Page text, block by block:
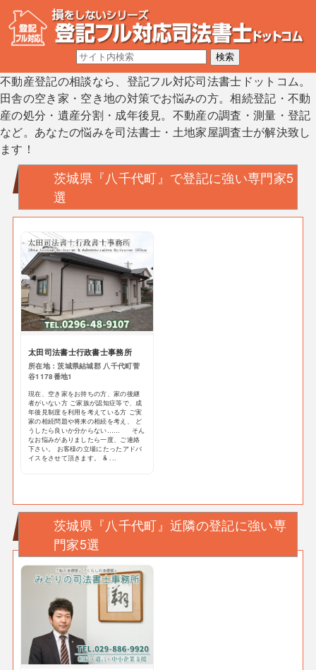
不動産登記の相談なら、登記フル対応司法書士ドットコム。
田舎の空き家・空き地の対策でお悩みの方。相続登記・不動
産の処分・遺産分割・成年後見。不動産の調査・測量・登記
など。あなたの悩みを司法書士・土地家屋調査士が解決致し
ます！
茨城県『八千代町』で登記に強い専門家5
選
太田司法書士行政書士事務所
所在地：茨城県結城郡 八千代町菅
谷1178番地1
現在、空き家をお持ちの方、家の後継
者がいない方 ご家族が認知症等で、成
年後見制度を利用を考えている方 ご実
家の相続問題や将来の相続を考え、 ど
うしたら良いか分からない…… そん
なお悩みがありましたら一度、ご連絡
下さい。 お客様の立場にたったアドバ
イスをさせて頂きます。 & ...
茨城県『八千代町』近隣の登記に強い専
門家5選